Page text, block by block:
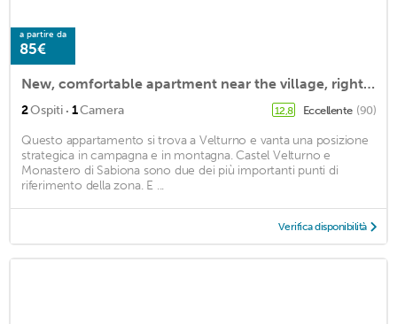
a partire da
85€
New, comfortable apartment near the village, right on Kastanienweg
2Ospiti · 1Camera 12,8 Eccellente (90)
Questo appartamento si trova a Velturno e vanta una posizione
strategica in campagna e in montagna. Castel Velturno e
Monastero di Sabiona sono due dei più importanti punti di
riferimento della zona. E ...
Verifica disponibilità